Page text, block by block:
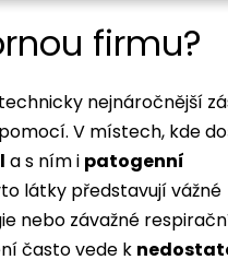
firmu?
nejnáročnější
V místech, kde
a s ním i patogenní
látky představují vážné
nebo závažné
často vede k